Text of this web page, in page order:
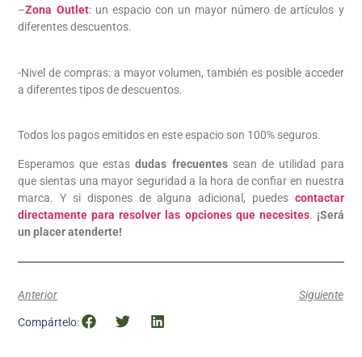
–Zona Outlet: un espacio con un mayor número de artículos y
diferentes descuentos.
-Nivel de compras: a mayor volumen, también es posible acceder
a diferentes tipos de descuentos.
Todos los pagos emitidos en este espacio son 100% seguros.
Esperamos que estasdudas frecuentessean de utilidad para
que sientas una mayor seguridad a la hora de confiar en nuestra
marca. Y si dispones de alguna adicional, puedes contactar
directamente para resolver las opciones que necesites. ¡Será
un placer atenderte!
Anterior Siguiente
Compártelo: